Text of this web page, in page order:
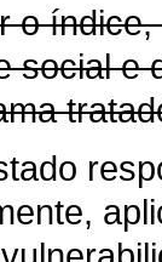
o
social e